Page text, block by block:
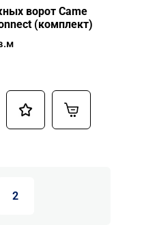
ворот Came
(комплект)
2